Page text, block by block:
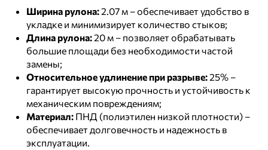
Ширина рулона:2.07 м – обеспечивает удобство в
укладке и минимизирует количество стыков;
Длина рулона:20 м – позволяет обрабатывать
большие площади без необходимости частой
замены;
Относительное удлинение при разрыве:25% –
гарантирует высокую прочность и устойчивость к
механическим повреждениям;
Материал:ПНД (полиэтилен низкой плотности) –
обеспечивает долговечность и надежность в
эксплуатации.